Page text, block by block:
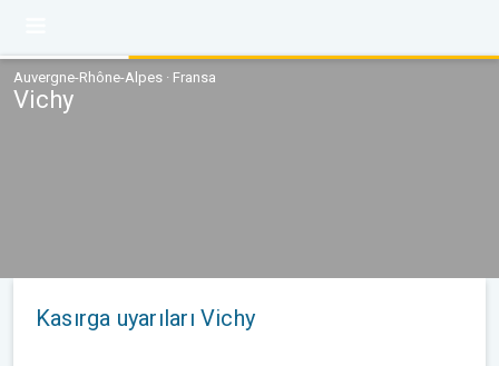
Auvergne-Rhône-Alpes · Fransa
Vichy
Kasırga uyarıları Vichy